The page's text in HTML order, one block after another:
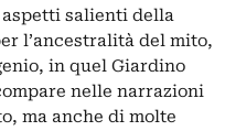
aspetti salienti della
l’ancestralità del mito,
in quel Giardino
nelle narrazioni
ma anche di molte